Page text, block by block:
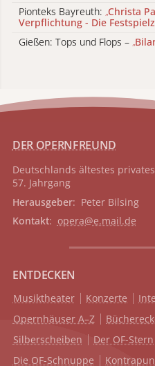
Pionteks Bayreuth: „Christa
Verpflichtung - Die
Gießen: Tops und Flops – „
DER OPERNFREUND
Deutschlands ältestes privates
57. Jahrgang
Herausgeber: Peter Bilsing
Kontakt: opera@e.mail.de
ENTDECKEN
Musiktheater Konzerte
Opernhäuser A–Z
Silberscheiben
Der OF-Stern
Die OF-Schnuppe